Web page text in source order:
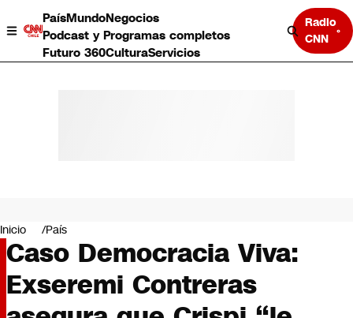
PaísMundoNegocios
Podcast y Programas completos
Futuro 360CulturaServicios
Radio
CNN
Negocios
Deportes
Programas completos
Cultura
Servicios
Inicio País
Caso Democracia Viva:
Exseremi Contreras